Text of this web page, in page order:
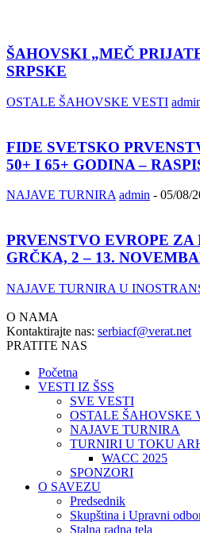
ŠAHOVSKI „MEČ
SRPSKE
OSTALE ŠAHOVSKE VESTI
FIDE SVETSKO
50+ I 65+ GODINA –
NAJAVE TURNIRA admin - 05/08/
PRVENSTVO EVROPE
GRČKA, 2 – 13.
NAJAVE TURNIRA U
O NAMA
Kontaktirajte nas: serbiacf@verat.net
PRATITE NAS
Početna
VESTI IZ ŠSS
SVE VESTI
OSTALE ŠAHOVSKE
NAJAVE TURNIRA
TURNIRI U TOKU
WACC 2025
SPONZORI
O SAVEZU
Predsednik
Skupština i Upravni
Stalna radna tela